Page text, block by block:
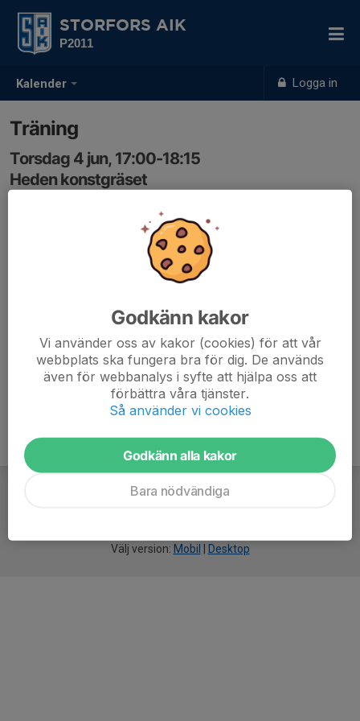
Kalender Logga in
STORFORS AIK
P2011
Träning
Torsdag 4 jun, 17:00-18:15
Heden konstgräset
Välj version: Mobil Desktop
Godkänn kakor
Vi använder oss av kakor (cookies) för att vår
webbplats ska fungera bra för dig. De används
även för webbanalys i syfte att hjälpa oss att
förbättra våra tjänster.
Så använder vi cookies
Godkänn alla kakor
Bara nödvändiga